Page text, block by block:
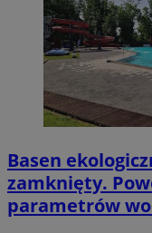
Basen
zamknięty.
parametrów